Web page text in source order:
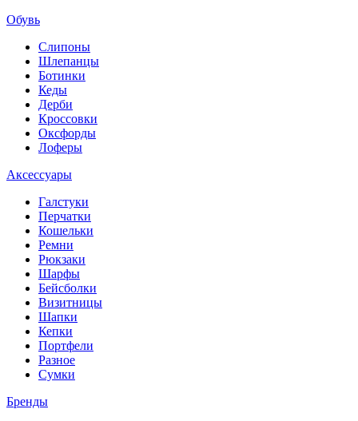
Обувь
Слипоны
Шлепанцы
Ботинки
Кеды
Дерби
Кроссовки
Оксфорды
Лоферы
Аксессуары
Галстуки
Перчатки
Кошельки
Ремни
Рюкзаки
Шарфы
Бейсболки
Визитницы
Шапки
Кепки
Портфели
Разное
Сумки
Бренды